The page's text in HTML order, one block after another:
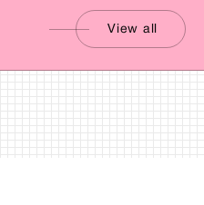
View all